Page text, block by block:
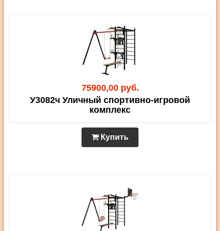
75900,00 руб.
У3082ч Уличный спортивно-игровой
комплекс
Купить